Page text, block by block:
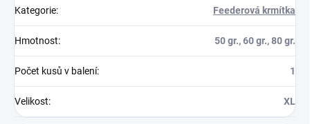
Kategorie: Feederová krmítka
Hmotnost: 50 gr., 60 gr., 80 gr.
Počet kusů v balení: 1
Velikost: XL